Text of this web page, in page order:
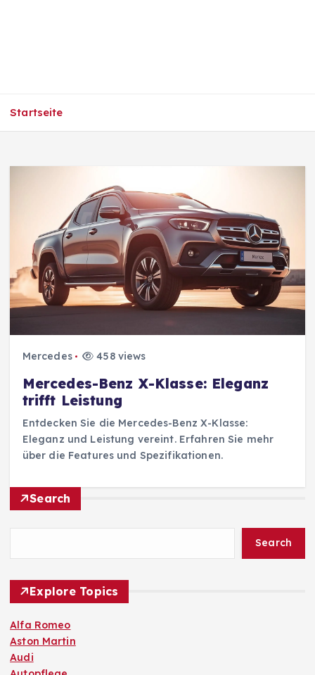
Startseite
Mercedes 458 views
Mercedes-Benz X-Klasse: Eleganz
trifft Leistung
Entdecken Sie die Mercedes-Benz X-Klasse:
Eleganz und Leistung vereint. Erfahren Sie mehr
über die Features und Spezifikationen.
Search
Search
Explore Topics
Alfa Romeo
Aston Martin
Audi